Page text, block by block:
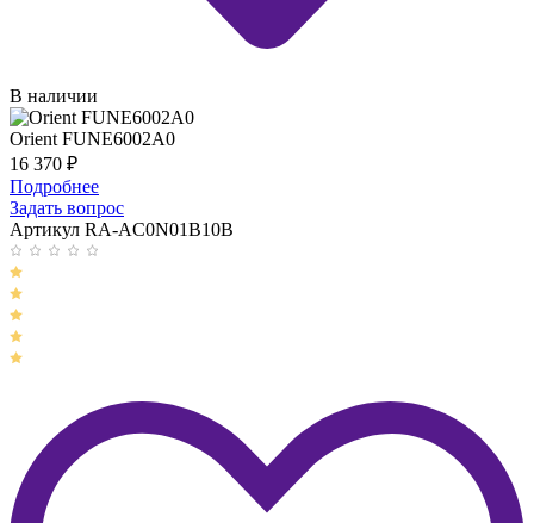
В наличии
Orient FUNE6002A0
16 370 ₽
Подробнее
Задать вопрос
Артикул RA-AC0N01B10B